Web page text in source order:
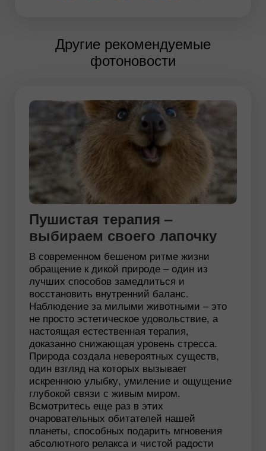
Другие рекомендуемые
фотоновости
Пушистая терапия –
выбираем своего лапочку
В современном бешеном ритме жизни
обращение к дикой природе – один из
лучших способов замедлиться и
восстановить внутренний баланс.
Наблюдение за милыми животными – это
не просто эстетическое удовольствие, а
настоящая естественная терапия,
доказанно снижающая уровень стресса.
Природа создала невероятных существ,
один взгляд на которых вызывает
искреннюю улыбку, умиление и ощущение
глубокой связи с живым миром.
Всмотритесь еще раз в этих
очаровательных обитателей нашей
планеты, способных подарить мгновения
абсолютного релакса и чистой радости